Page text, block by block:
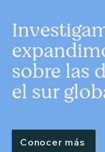
sobre las
el sur
Conocer más